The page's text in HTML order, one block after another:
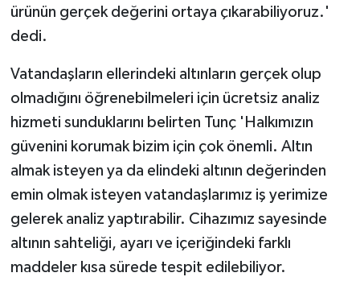
ürünün gerçek değerini ortaya çıkarabiliyoruz.'
dedi.
Vatandaşların ellerindeki altınların gerçek olup
olmadığını öğrenebilmeleri için ücretsiz analiz
hizmeti sunduklarını belirten Tunç 'Halkımızın
güvenini korumak bizim için çok önemli. Altın
almak isteyen ya da elindeki altının değerinden
emin olmak isteyen vatandaşlarımız iş yerimize
gelerek analiz yaptırabilir. Cihazımız sayesinde
altının sahteliği, ayarı ve içeriğindeki farklı
maddeler kısa sürede tespit edilebiliyor.